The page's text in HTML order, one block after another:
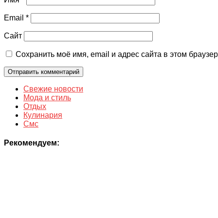
Email *
Сайт
Сохранить моё имя, email и адрес сайта в этом
Свежие новости
Мода и стиль
Отдых
Кулинария
Смс
Рекомендуем: